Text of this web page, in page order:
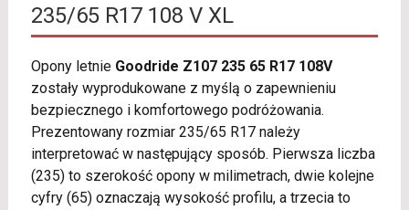
235/65 R17 108 V XL
Opony letnie Goodride Z107 235 65 R17 108V
zostały wyprodukowane z myślą o zapewnieniu
bezpiecznego i komfortowego podróżowania.
Prezentowany rozmiar 235/65 R17 należy
interpretować w następujący sposób. Pierwsza liczba
(235) to szerokość opony w milimetrach, dwie kolejne
cyfry (65) oznaczają wysokość profilu, a trzecia to